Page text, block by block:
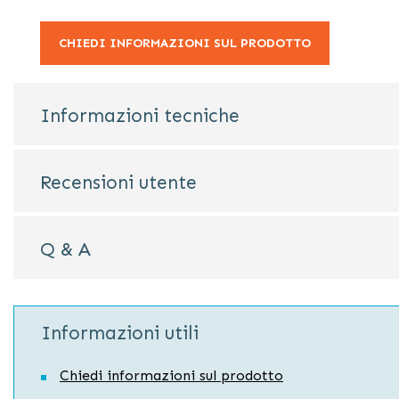
CHIEDI INFORMAZIONI SUL PRODOTTO
Informazioni tecniche
Recensioni utente
Q & A
Informazioni utili
Chiedi informazioni sul prodotto